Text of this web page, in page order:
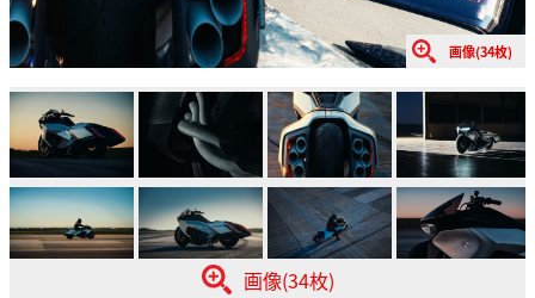
画像(34枚)
画像(34枚)